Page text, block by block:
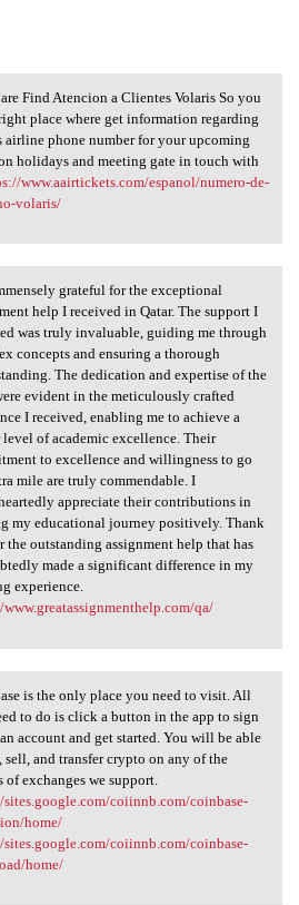
Find Atencion a
Find Atencion a Clientes Volaris So you
place where get information regarding
airline phone number for your upcoming
holidays and meeting gate in touch with
www.aairtickets.com/espanol/numero-de-
volaris/
grateful for
grateful for the exceptional
help I received in Qatar. The support I
was truly invaluable, guiding me through
concepts and ensuring a thorough
The dedication and expertise of the
evident in the meticulously crafted
I received, enabling me to achieve a
of academic excellence. Their
to excellence and willingness to go
mile are truly commendable. I
appreciate their contributions in
my educational journey positively. Thank
the outstanding assignment help that has
made a significant difference in my
experience.
qa/
is the only place
is the only place you need to visit. All
to do is click a button in the app to sign
account and get started. You will be able
sell, and transfer crypto on any of the
of exchanges we support.
coiinnb.com/coinbase-
home/
coiinnb.com/coinbase-
home/